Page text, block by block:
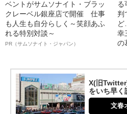
ベントがサムソナイト・ブラッ
クレーベル銀座店で開催 仕事
も人生も自分らしく～笑顔あふ
れる特別対談～
PR（サムソナイト・ジャパン）
る
判
ど
幸
の
X(旧
をいち早く
文春